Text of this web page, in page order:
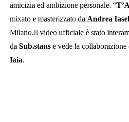
amicizia ed ambizione personale. “
mixato e masterizzato da Andrea
Milano.Il video ufficiale è stato
da Sub.stans e vede la collaborazione
Iaia.